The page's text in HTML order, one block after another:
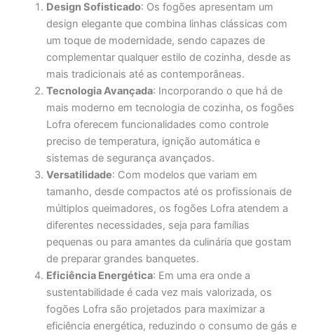
Design Sofisticado: Os fogões apresentam um
design elegante que combina linhas clássicas com
um toque de modernidade, sendo capazes de
complementar qualquer estilo de cozinha, desde as
mais tradicionais até as contemporâneas.
Tecnologia Avançada: Incorporando o que há de
mais moderno em tecnologia de cozinha, os fogões
Lofra oferecem funcionalidades como controle
preciso de temperatura, ignição automática e
sistemas de segurança avançados.
Versatilidade: Com modelos que variam em
tamanho, desde compactos até os profissionais de
múltiplos queimadores, os fogões Lofra atendem a
diferentes necessidades, seja para famílias
pequenas ou para amantes da culinária que gostam
de preparar grandes banquetes.
Eficiência Energética: Em uma era onde a
sustentabilidade é cada vez mais valorizada, os
fogões Lofra são projetados para maximizar a
eficiência energética, reduzindo o consumo de gás e